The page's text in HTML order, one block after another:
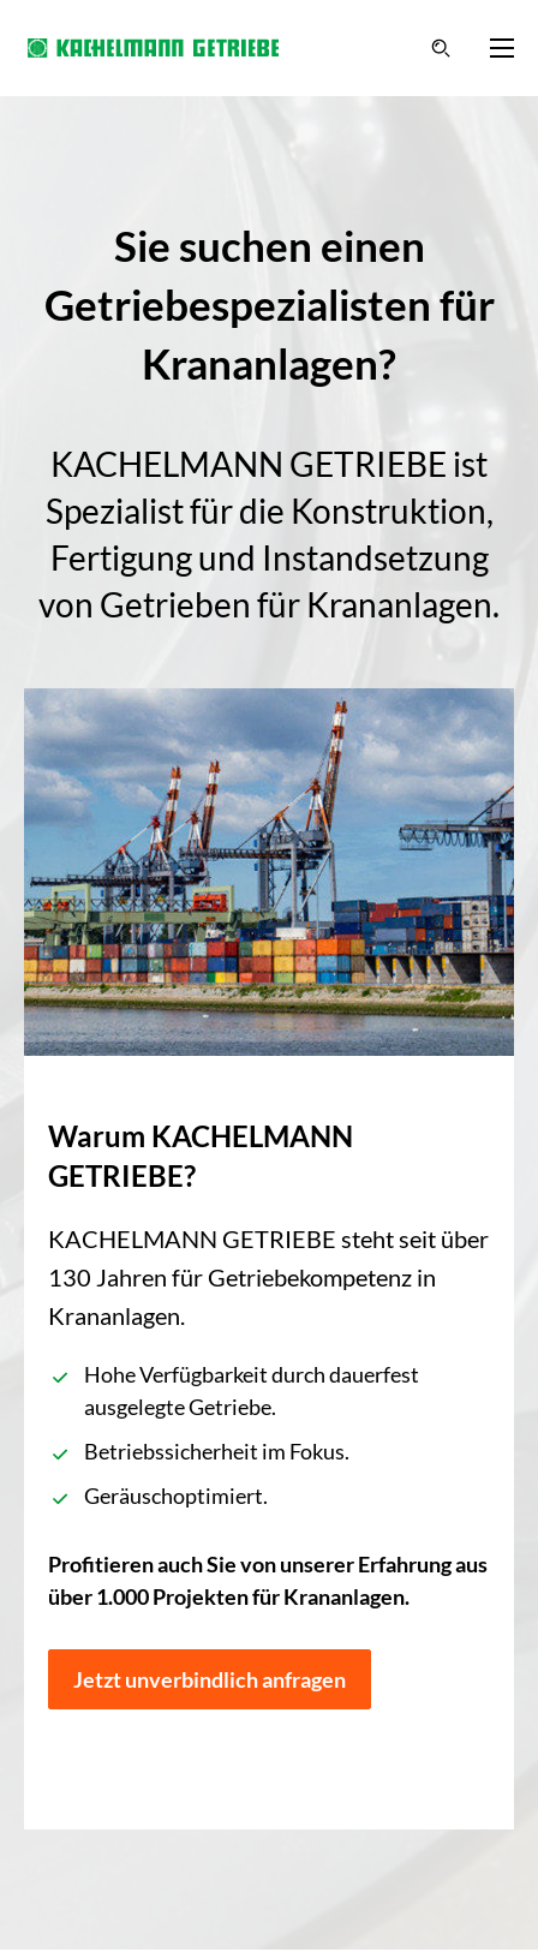
Sie suchen einen
Getriebespezialisten für
Krananlagen?
KACHELMANN GETRIEBE ist
Spezialist für die Konstruktion,
Fertigung und Instandsetzung
von Getrieben für Krananlagen.
Warum KACHELMANN
GETRIEBE?
KACHELMANN GETRIEBE steht seit über
130 Jahren für Getriebekompetenz in
Krananlagen.
Hohe Verfügbarkeit durch dauerfest
ausgelegte Getriebe.
Betriebssicherheit im Fokus.
Geräuschoptimiert.
Profitieren auch Sie von unserer Erfahrung aus
über 1.000 Projekten für Krananlagen.
Jetzt unverbindlich anfragen